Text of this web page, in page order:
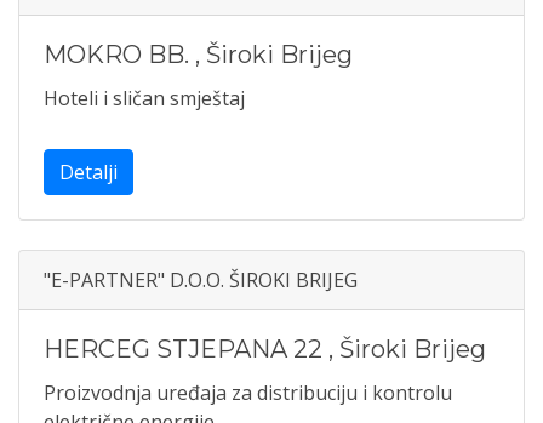
MOKRO BB. , Široki Brijeg
Hoteli i sličan smještaj
Detalji
"E-PARTNER" D.O.O. ŠIROKI BRIJEG
HERCEG STJEPANA 22 , Široki Brijeg
Proizvodnja uređaja za distribuciju i kontrolu